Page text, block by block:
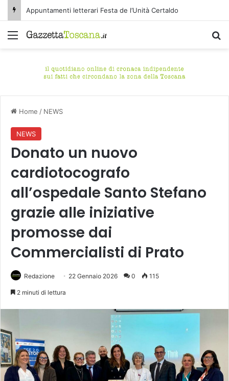
Appuntamenti letterari Festa de l’Unità Certaldo
Menu
Home / NEWS
NEWS
Donato un nuovo
cardiotocografo
all’ospedale Santo Stefano
grazie alle iniziative
promosse dai
Commercialisti di Prato
Redazione 22 Gennaio 2026 0 115
2 minuti di lettura